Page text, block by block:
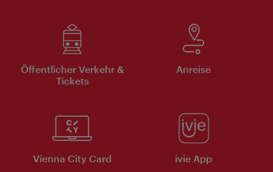
Öffentlicher Verkehr &
Tickets
Anreise
Vienna City Card ivie App